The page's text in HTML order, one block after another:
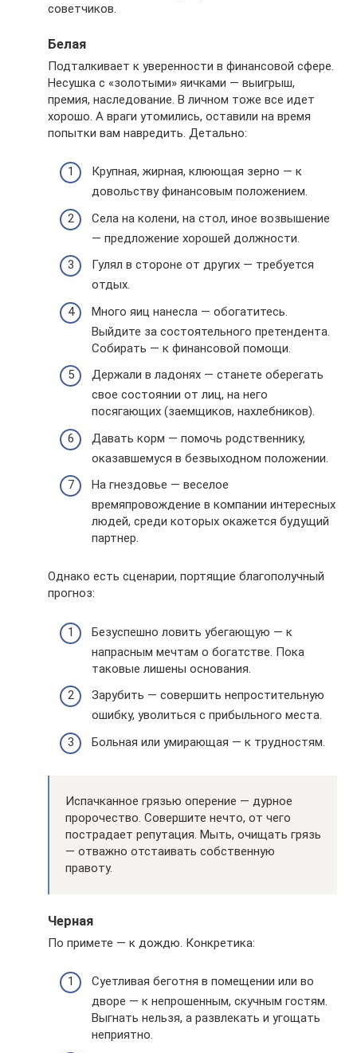
советчиков.
Белая
Подталкивает к уверенности в финансовой сфере.
Несушка с «золотыми» яичками — выигрыш,
премия, наследование. В личном тоже все идет
хорошо. А враги утомились, оставили на время
попытки вам навредить. Детально:
Крупная, жирная, клюющая зерно — к
довольству финансовым положением.
Села на колени, на стол, иное возвышение
— предложение хорошей должности.
Гулял в стороне от других — требуется
отдых.
Много яиц нанесла — обогатитесь.
Выйдите за состоятельного претендента.
Собирать — к финансовой помощи.
Держали в ладонях — станете оберегать
свое состоянии от лиц, на него
посягающих (заемщиков, нахлебников).
Давать корм — помочь родственнику,
оказавшемуся в безвыходном положении.
На гнездовье — веселое
времяпровождение в компании интересных
людей, среди которых окажется будущий
партнер.
Однако есть сценарии, портящие благополучный
прогноз:
Безуспешно ловить убегающую — к
напрасным мечтам о богатстве. Пока
таковые лишены основания.
Зарубить — совершить непростительную
ошибку, уволиться с прибыльного места.
Больная или умирающая — к трудностям.
Испачканное грязью оперение — дурное
пророчество. Совершите нечто, от чего
пострадает репутация. Мыть, очищать грязь
— отважно отстаивать собственную
правоту.
Черная
По примете — к дождю. Конкретика:
Суетливая беготня в помещении или во
дворе — к непрошенным, скучным гостям.
Выгнать нельзя, а развлекать и угощать
неприятно.